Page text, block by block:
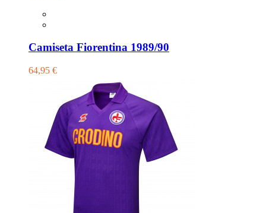
Camiseta Fiorentina 1989/90
64,95 €